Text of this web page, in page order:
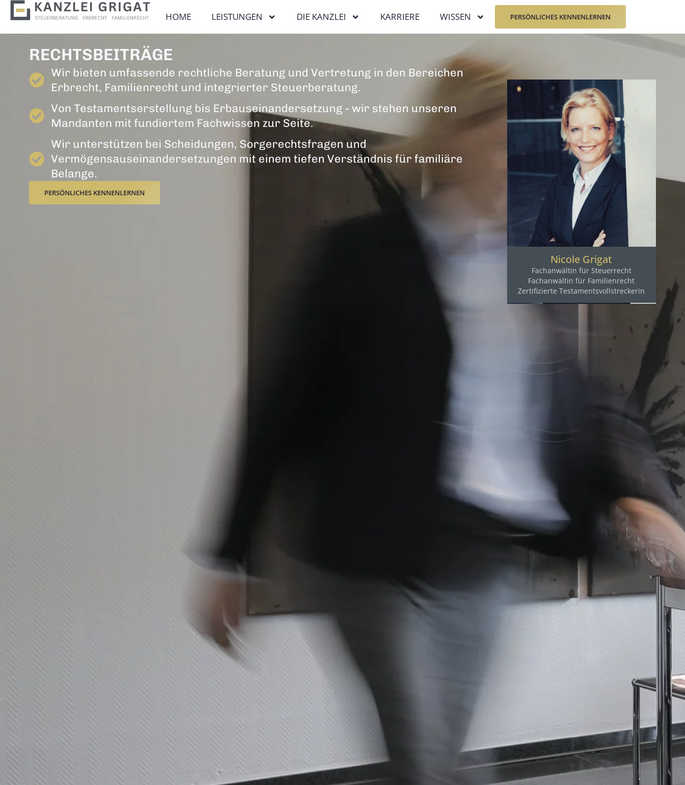
HOME LEISTUNGEN DIE KANZLEI KARRIERE WISSEN PERSÖNLICHES KENNENLERNEN
RECHTSBEITRÄGE
Wir bieten umfassende rechtliche Beratung und Vertretung in den Bereichen
Erbrecht, Familienrecht und integrierter Steuerberatung.
Von Testamentserstellung bis Erbauseinandersetzung - wir stehen unseren
Mandanten mit fundiertem Fachwissen zur Seite.
Wir unterstützen bei Scheidungen, Sorgerechtsfragen und
Vermögensauseinandersetzungen mit einem tiefen Verständnis für familiäre
Belange.
PERSÖNLICHES KENNENLERNEN
Nicole Grigat
Fachanwältin für Steuerrecht
Fachanwältin für Familienrecht
Zertifizierte Testamentsvollstreckerin